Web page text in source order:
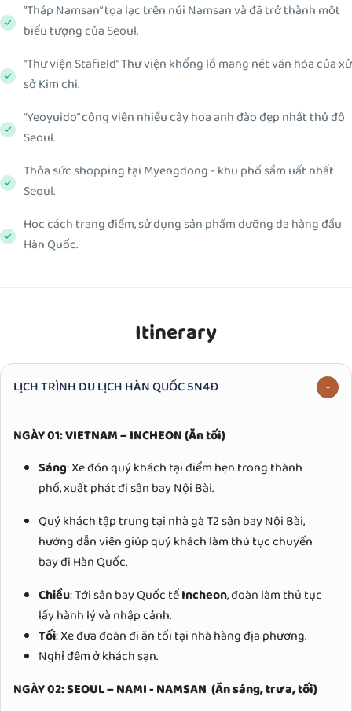
“Tháp Namsan” tọa lạc trên núi Namsan và đã trở thành một
biểu tượng của Seoul.
“Thư viện Stafield” Thư viện khổng lồ mang nét văn hóa của xử
sở Kim chi.
“Yeoyuido” công viên nhiều cây hoa anh đào đẹp nhất thủ đô
Seoul.
Thỏa sức shopping tại Myengdong - khu phố sầm uất nhất
Seoul.
Học cách trang điểm, sử dụng sản phẩm dưỡng da hàng đầu
Hàn Quốc.
Itinerary
LỊCH TRÌNH DU LỊCH HÀN QUỐC 5N4Đ
NGÀY 01:VIETNAM – INCHEON (Ăn tối)
Sáng: Xe đón quý khách tại điểm hẹn trong thành
phố, xuất phát đi sân bay Nội Bài.
Quý khách tập trung tại nhà gà T2 sân bay Nội Bài,
hướng dẫn viên giúp quý khách làm thủ tục chuyến
bay đi Hàn Quốc.
Chiều: Tới sân bay Quốc tếIncheon, đoàn làm thủ tục
lấy hành lý và nhập cảnh.
Tối: Xe đưa đoàn đi ăn tối tại nhà hàng địa phương.
Nghỉ đêm ở khách sạn.
NGÀY 02:SEOUL – NAMI - NAMSAN (Ăn sáng, trưa, tối)